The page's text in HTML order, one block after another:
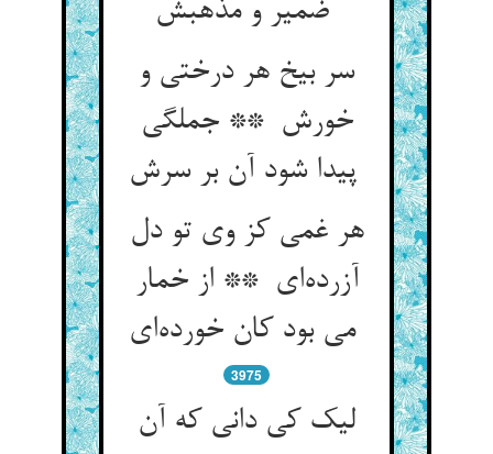
سر بیخ هر درختی و
خورش ** جملگی
پیدا شود آن بر سرش
هر غمی کز وی تو دل
آزرده‌ای ** از خمار
می بود کان خورده‌ای
3975
لیک کی دانی که آن